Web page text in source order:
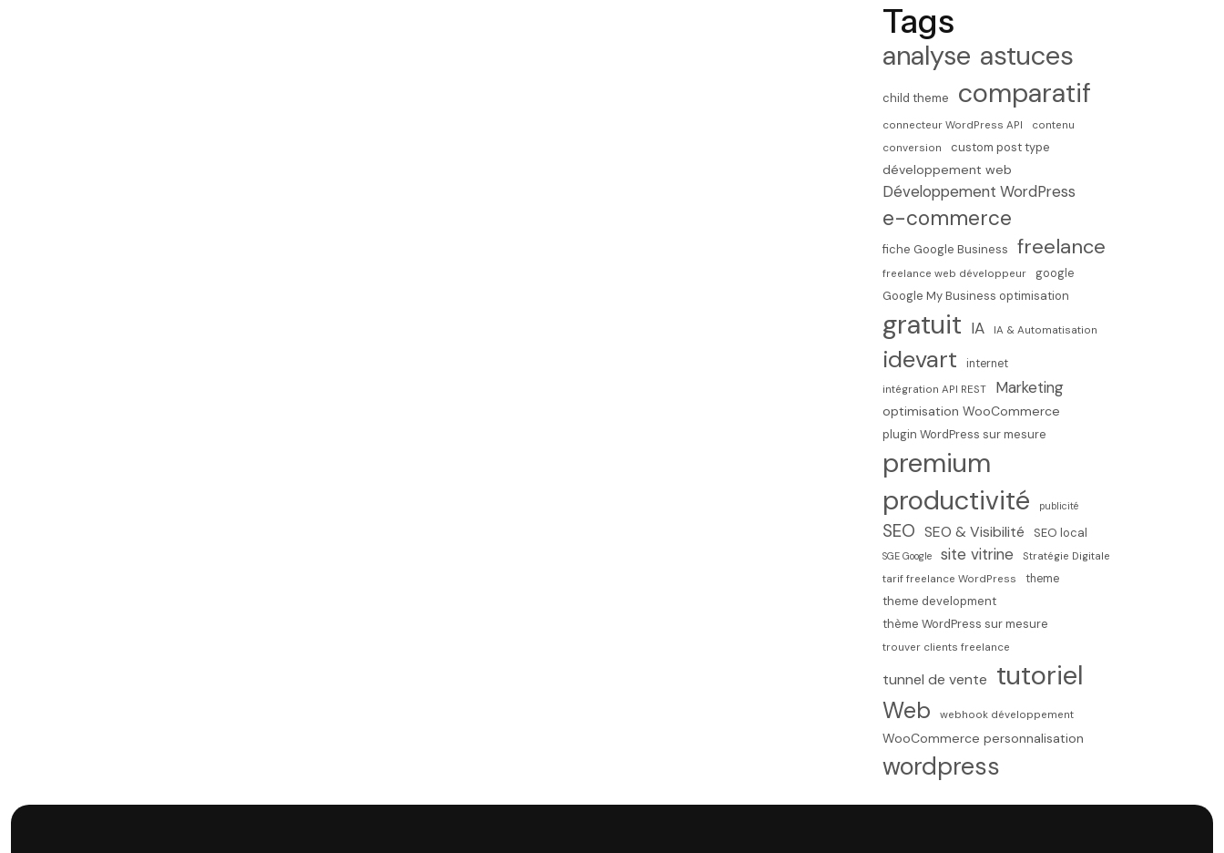
Tags
analyse astuces
child theme comparatif
connecteur WordPress API
contenu
conversion
custom post type
développement web
Développement WordPress
e-commerce
fiche Google Business freelance
freelance web développeur google
Google My Business optimisation
gratuit IA IA & Automatisation
idevart internet
intégration API REST Marketing
optimisation WooCommerce
plugin WordPress sur mesure
premium
productivité
publicité
SEO SEO & Visibilité SEO local
SGE Google site vitrine
Stratégie Digitale
tarif freelance WordPress
theme
theme development
thème WordPress sur mesure
trouver clients freelance
tunnel de vente tutoriel
Web webhook développement
WooCommerce personnalisation
wordpress